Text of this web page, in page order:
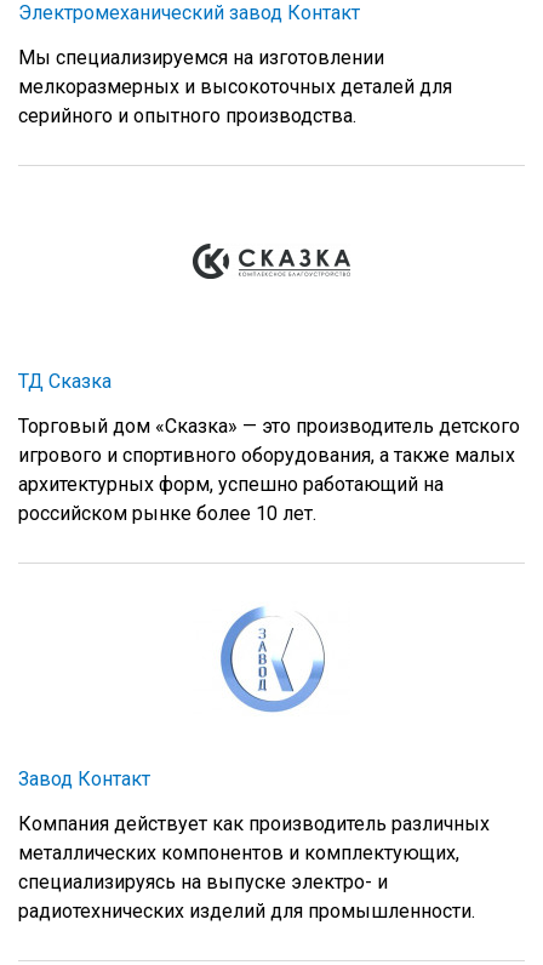
Электромеханический завод Контакт
Мы специализируемся на изготовлении
мелкоразмерных и высокоточных деталей для
серийного и опытного производства.
ТД Сказка
Торговый дом «Сказка» — это производитель детского
игрового и спортивного оборудования, а также малых
архитектурных форм, успешно работающий на
российском рынке более 10 лет.
Завод Контакт
Компания действует как производитель различных
металлических компонентов и комплектующих,
специализируясь на выпуске электро- и
радиотехнических изделий для промышленности.